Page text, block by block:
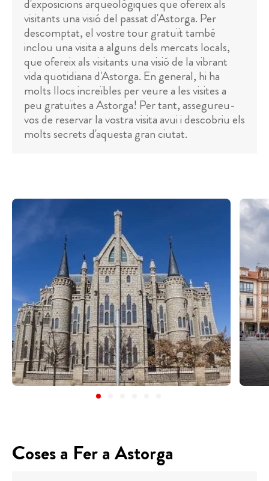
d'exposicions arqueològiques que ofereix als
visitants una visió del passat d'Astorga. Per
descomptat, el vostre tour gratuït també
inclou una visita a alguns dels mercats locals,
que ofereix als visitants una visió de la vibrant
vida quotidiana d'Astorga. En general, hi ha
molts llocs increïbles per veure a les visites a
peu gratuïtes a Astorga! Per tant, assegureu-
vos de reservar la vostra visita avui i descobriu els
molts secrets d'aquesta gran ciutat.
Coses a Fer a Astorga